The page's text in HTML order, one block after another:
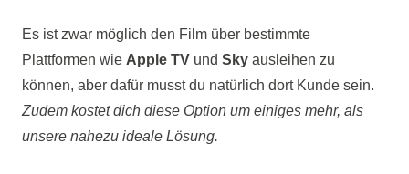
Es ist zwar möglich den Film über bestimmte
Plattformen wie Apple TVund Skyausleihen zu
können, aber dafür musst du natürlich dort Kunde sein.
Zudem kostet dich diese Option um einiges mehr, als
unsere nahezu ideale Lösung.